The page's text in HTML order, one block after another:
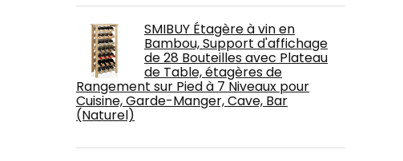
SMIBUY Étagère à vin en
Bambou, Support d'affichage
de 28 Bouteilles avec Plateau
de Table, étagères de
Rangement sur Pied à 7 Niveaux pour
Cuisine, Garde-Manger, Cave, Bar
(Naturel)